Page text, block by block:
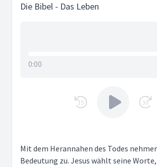
Die Bibel - Das Leben
0:00
15 30
Mit dem Herannahen des Todes
Bedeutung zu. Jesus wählt seine